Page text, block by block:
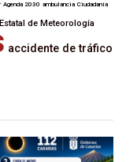
Agenda 2030 ambulancia Ciudadanía
de Meteorología
accidente de tráfico